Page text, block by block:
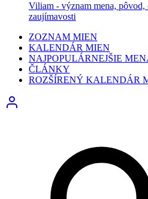
Viliam - význam mena, pôvod,
zaujímavosti
ZOZNAM MIEN
KALENDÁR MIEN
NAJPOPULÁRNEJŠIE
ČLÁNKY
ROZŠÍRENÝ KALENDÁR